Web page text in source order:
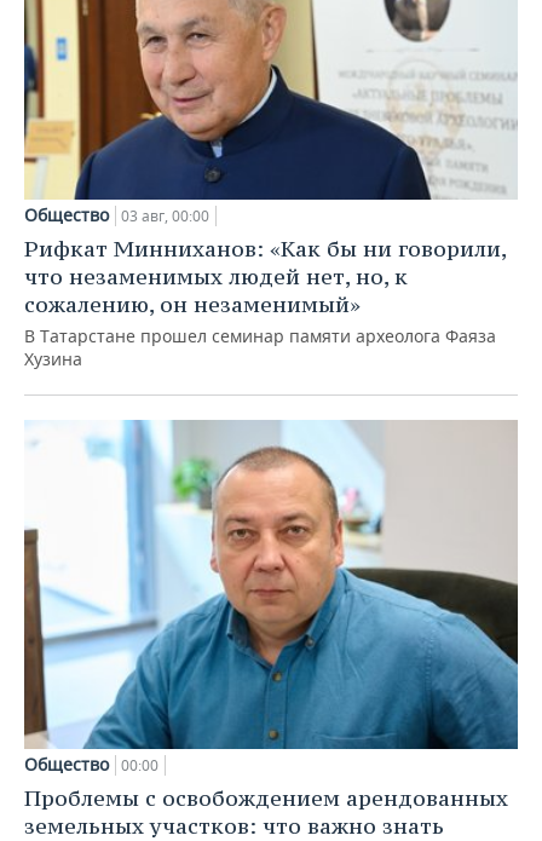
Общество 03 авг, 00:00
Рифкат Минниханов: «Как бы ни говорили,
что незаменимых людей нет, но, к
сожалению, он незаменимый»
В Татарстане прошел семинар памяти археолога Фаяза
Хузина
Общество 00:00
Проблемы с освобождением арендованных
земельных участков: что важно знать